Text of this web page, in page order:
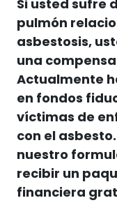
Si usted sufre
pulmón
asbestosis,
una
Actualmente
en fondos
víctimas de
con el
nuestro
recibir un
financiera